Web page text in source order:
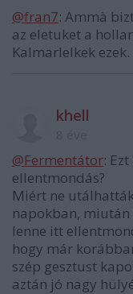
@fran7: Ammà
az eletuket a
Kalmarlelkek ezek.
khell
@Fermentátor:
ellentmondás?
Miért ne
napokban,
lenne itt
hogy már
szép gesztust
aztán jó nagy